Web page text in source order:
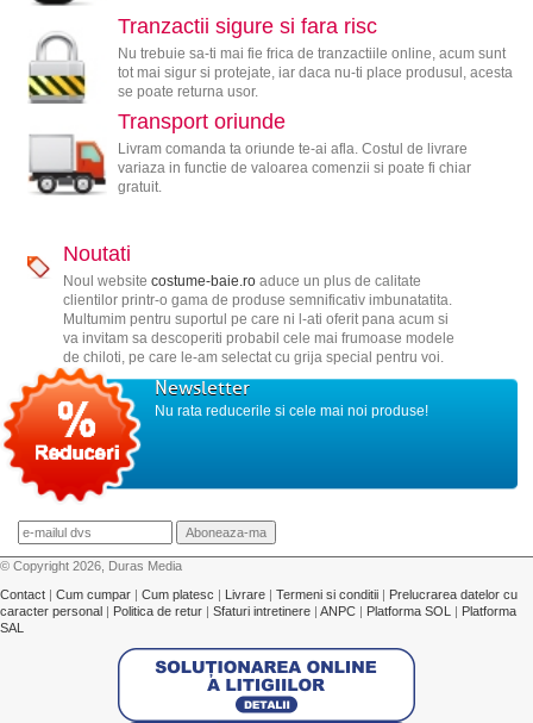
Tranzactii sigure si fara risc
Nu trebuie sa-ti mai fie frica de tranzactiile online, acum sunt
tot mai sigur si protejate, iar daca nu-ti place produsul, acesta
se poate returna usor.
Transport oriunde
Livram comanda ta oriunde te-ai afla. Costul de livrare
variaza in functie de valoarea comenzii si poate fi chiar
gratuit.
Noutati
Noul website costume-baie.roaduce un plus de calitate
clientilor printr-o gama de produse semnificativ imbunatatita.
Multumim pentru suportul pe care ni l-ati oferit pana acum si
va invitam sa descoperiti probabil cele mai frumoase modele
de chiloti, pe care le-am selectat cu grija special pentru voi.
Newsletter
Nu rata reducerile si cele mai noi produse!
© Copyright 2026, Duras Media
Contact | Cum cumpar | Cum platesc | Livrare | Termeni si conditii | Prelucrarea datelor cu
caracter personal | Politica de retur | Sfaturi intretinere | ANPC | Platforma SOL | Platforma
SAL